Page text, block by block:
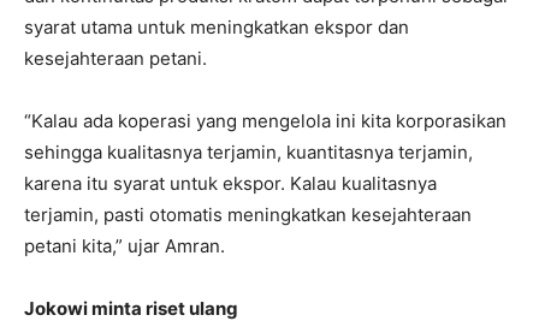
syarat utama untuk meningkatkan ekspor dan
kesejahteraan petani.
“Kalau ada koperasi yang mengelola ini kita korporasikan
sehingga kualitasnya terjamin, kuantitasnya terjamin,
karena itu syarat untuk ekspor. Kalau kualitasnya
terjamin, pasti otomatis meningkatkan kesejahteraan
petani kita,” ujar Amran.
Jokowi minta riset ulang